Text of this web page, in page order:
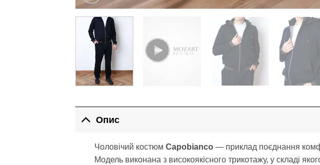
Опис
Чоловічий костюм Capobianco— приклад поєднання
Модель виконана з високоякісного трикотажу, у складі